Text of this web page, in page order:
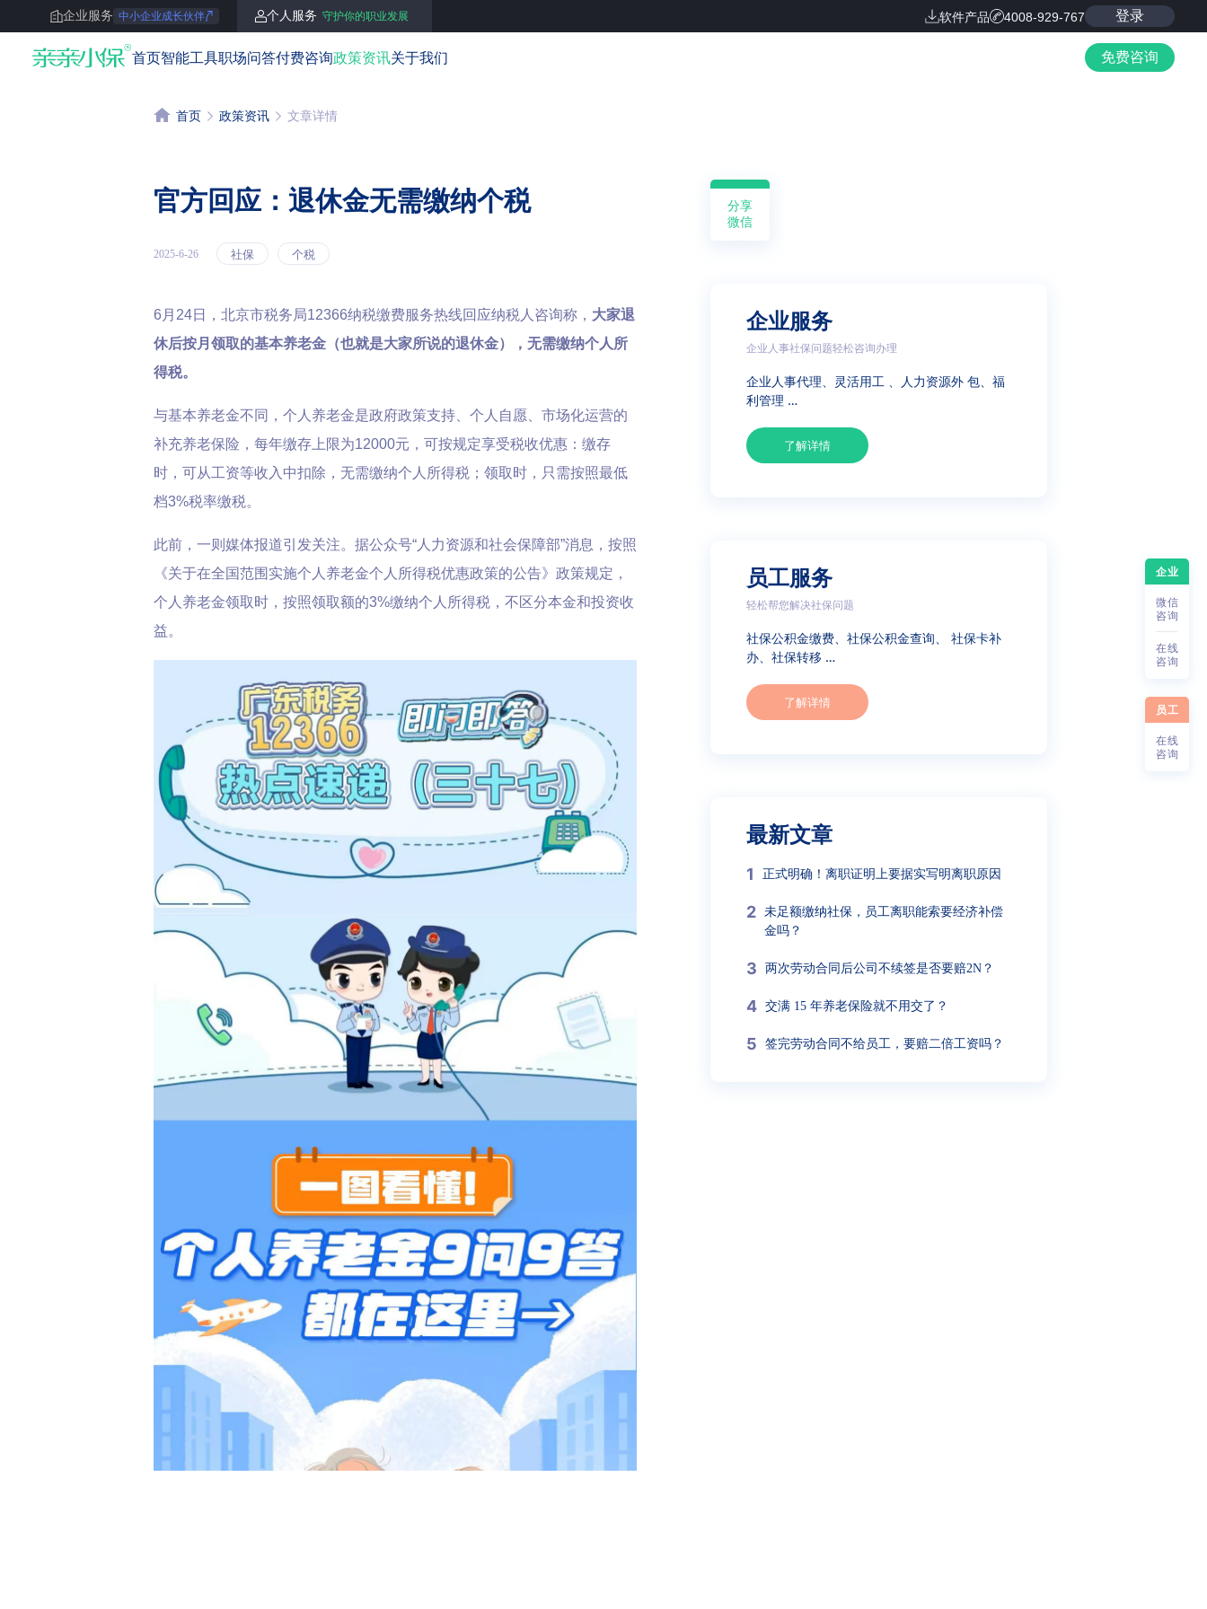
企业服务 中小企业成长伙伴 个人服务 守护你的职业发展 软件产品 4008-929-767 登录
亲亲小保 首页智能工具职场问答付费咨询政策资讯关于我们 免费咨询
首页 政策资讯 文章详情
官方回应：退休金无需缴纳个税
2025-6-26 社保 个税
6月24日，北京市税务局12366纳税缴费服务热线回应纳税人咨询称， 大家退
休后按月领取的基本养老金（也就是大家所说的退休金），无需缴纳个人所
得税。
与基本养老金不同，个人养老金是政府政策支持、个人自愿、市场化运营的
补充养老保险，每年缴存上限为12000元，可按规定享受税收优惠：缴存
时，可从工资等收入中扣除，无需缴纳个人所得税；领取时，只需按照最低
档3%税率缴税。
此前，一则媒体报道引发关注。据公众号“人力资源和社会保障部”消息，按照
《关于在全国范围实施个人养老金个人所得税优惠政策的公告》政策规定，
个人养老金领取时，按照领取额的3%缴纳个人所得税，不区分本金和投资收
益。
分享
微信
企业服务
企业人事社保问题轻松咨询办理
企业人事代理、灵活用工 、人力资源外 包、福
利管理 …
了解详情
员工服务
轻松帮您解决社保问题
社保公积金缴费、社保公积金查询、 社保卡补
办、社保转移 …
了解详情
最新文章
1 正式明确！离职证明上要据实写明离职原因
2 未足额缴纳社保，员工离职能索要经济补偿
金吗？
3 两次劳动合同后公司不续签是否要赔2N？
4 交满 15 年养老保险就不用交了？
5 签完劳动合同不给员工，要赔二倍工资吗？
企业
微信
咨询
在线
咨询
员工
在线
咨询